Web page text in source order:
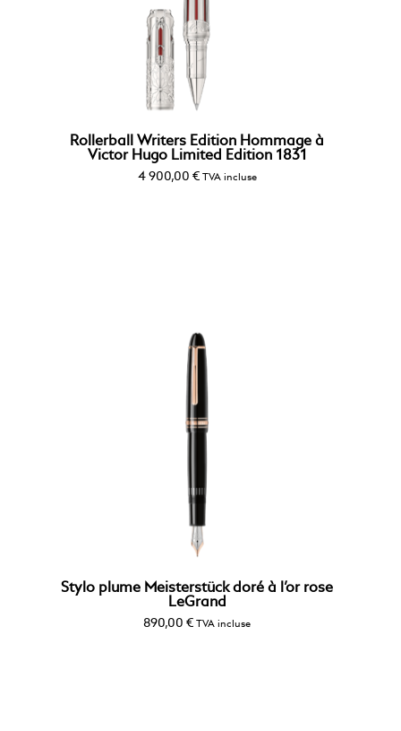
Rollerball Writers Edition Hommage à
Victor Hugo Limited Edition 1831
4 900,00 € TVA incluse
Stylo plume Meisterstück doré à l’or rose
LeGrand
890,00 € TVA incluse